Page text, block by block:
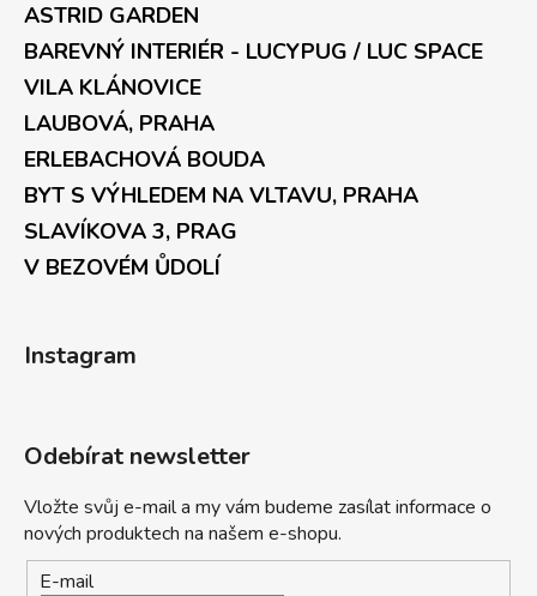
ASTRID GARDEN
BAREVNÝ INTERIÉR - LUCYPUG / LUC SPACE
VILA KLÁNOVICE
LAUBOVÁ, PRAHA
ERLEBACHOVÁ BOUDA
BYT S VÝHLEDEM NA VLTAVU, PRAHA
SLAVÍKOVA 3, PRAG
V BEZOVÉM ŮDOLÍ
Instagram
Odebírat newsletter
Vložte svůj e-mail a my vám budeme zasílat informace o
nových produktech na našem e-shopu.
E-mail